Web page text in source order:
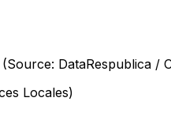
DataRespublica /
Locales)